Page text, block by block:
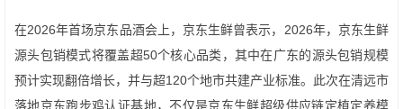
在2026年首场京东品酒会上，京东生鲜曾表示，2026年，京东生鲜
源头包销模式将覆盖超50个核心品类，其中在广东的源头包销规模
预计实现翻倍增长，并与超120个地市共建产业标准。此次在清远市
落地京东跑步鸡认证基地，不仅是京东生鲜超级供应链定植定养模